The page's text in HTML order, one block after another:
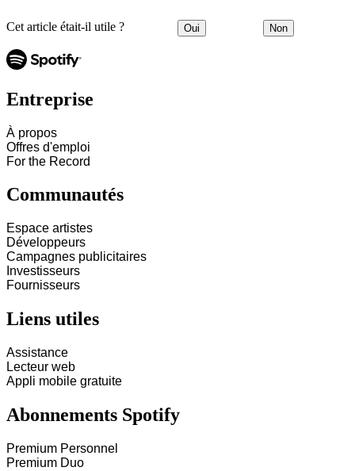
Cet article était-il utile ? Oui Non
Entreprise
À propos
Offres d'emploi
For the Record
Communautés
Espace artistes
Développeurs
Campagnes publicitaires
Investisseurs
Fournisseurs
Liens utiles
Assistance
Lecteur web
Appli mobile gratuite
Abonnements Spotify
Premium Personnel
Premium Duo